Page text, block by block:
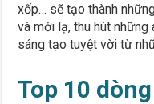
xốp… sẽ tạo thành
và mới lạ, thu hút
sáng tạo tuyệt vời từ
Top 10